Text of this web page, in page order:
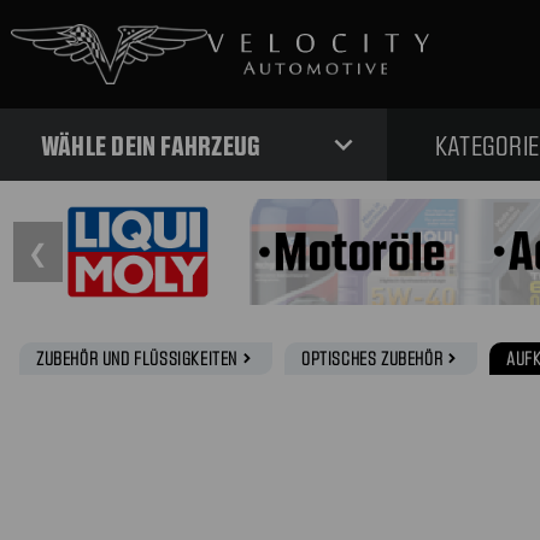
WÄHLE DEIN FAHRZEUG expand_more
❮
ZUBEHÖR UND FLÜSSIGKEITEN navigate_next OPTISCHES ZUBEHÖR navigate_next